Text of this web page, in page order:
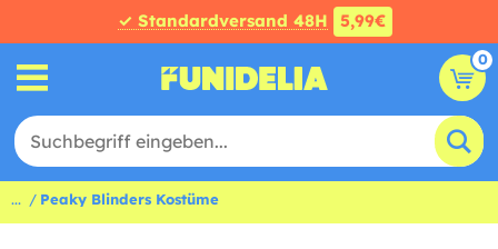
✓ Standardversand 48H 5,99€
0
... Peaky Blinders Kostüme